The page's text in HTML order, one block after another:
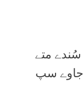
سُندے متے
جاوے سپ